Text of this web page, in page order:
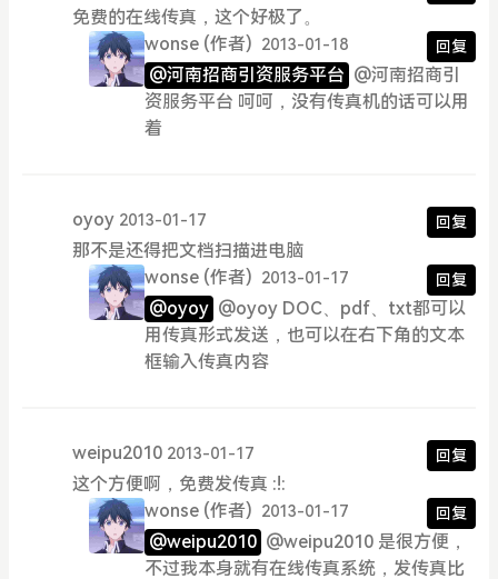
免费的在线传真，这个好极了。
wonse (作者) 2013-01-18 回复
@河南招商引资服务平台 @河南招商引
资服务平台 呵呵，没有传真机的话可以用
着
oyoy 2013-01-17 回复
那不是还得把文档扫描进电脑
wonse (作者) 2013-01-17 回复
@oyoy @oyoy DOC、pdf、txt都可以
用传真形式发送，也可以在右下角的文本
框输入传真内容
weipu2010 2013-01-17 回复
这个方便啊，免费发传真 :!:
wonse (作者) 2013-01-17 回复
@weipu2010 @weipu2010 是很方便，
不过我本身就有在线传真系统，发传真比